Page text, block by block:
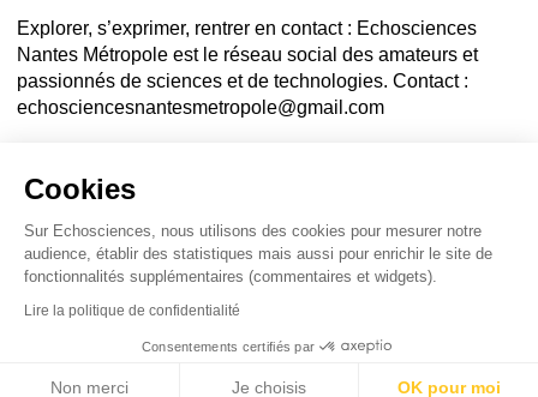
Cookies
Sur Echosciences, nous utilisons des cookies pour mesurer notre
audience, établir des statistiques mais aussi pour enrichir le site de
fonctionnalités supplémentaires (commentaires et widgets).
Lire la politique de confidentialité
Consentements certifiés par
Non merci Je choisis OK pour moi
Explorer, s’exprimer, rentrer en contact : Echosciences
Nantes Métropole est le réseau social des amateurs et
passionnés de sciences et de technologies. Contact :
echosciencesnantesmetropole@gmail.com
|Ligne éditoriale